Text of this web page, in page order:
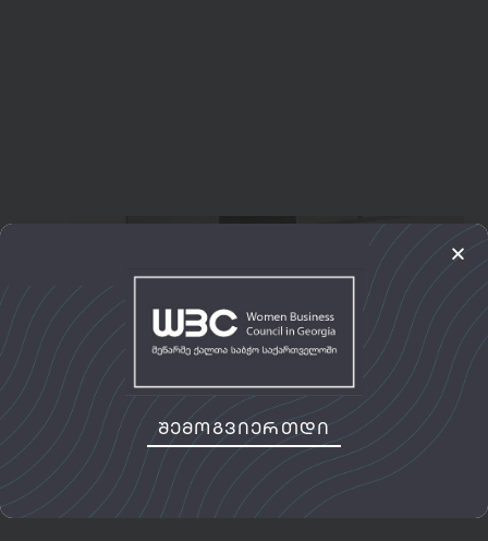
შემოგვიერთდი